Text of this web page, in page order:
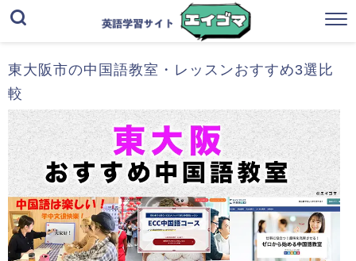
東大阪市の中国語教室・レッスンおすすめ3選比
較